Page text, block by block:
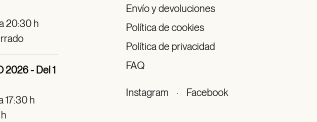
20:30 h
2026 - Del 1
17:30 h
Envío y devoluciones
Política de cookies
Política de privacidad
FAQ
Instagram · Facebook